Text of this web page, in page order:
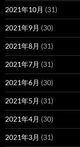
2021年10月 (31)
2021年9月 (30)
2021年8月 (31)
2021年7月 (31)
2021年6月 (30)
2021年5月 (31)
2021年4月 (30)
2021年3月 (31)